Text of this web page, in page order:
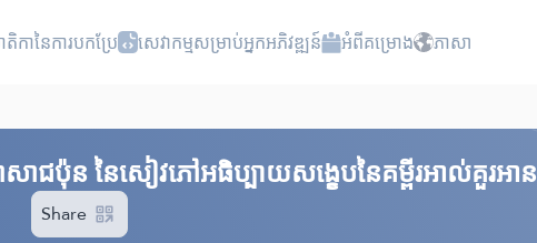
តិកានៃការបកប្រែ សេវាកម្មសម្រាប់អ្នកអភិវឌ្ឍន៍ អំពី​គម្រោង ភាសា
សាជប៉ុន នៃសៀវភៅអធិប្បាយសង្ខេបនៃគម្ពីរអាល់គួរអាន
Share